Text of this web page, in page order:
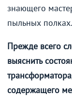
знающего
пыльных полках.
Прежде всего
выяснить
содержащего